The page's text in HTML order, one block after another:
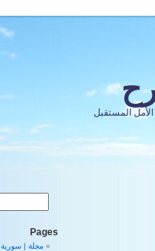
المستقبل
Pages
مجلة | سورية 180 درجة